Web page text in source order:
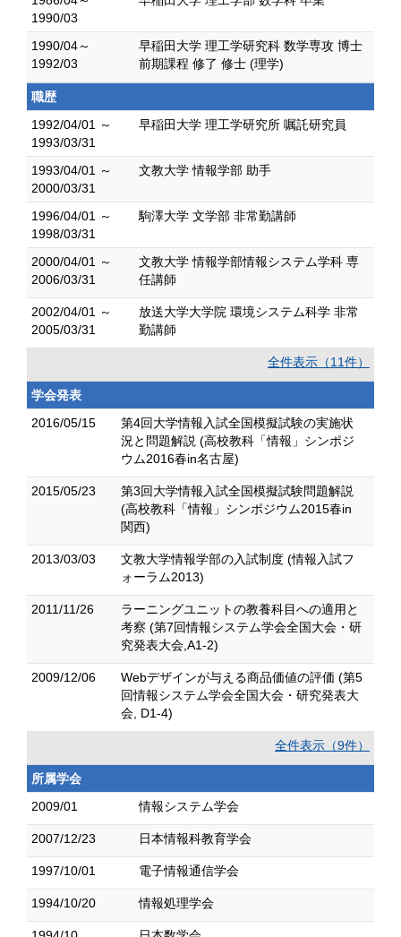
1990/03
1990/04～
1992/03
早稲田大学 理工学研究科 数学専攻 博士
前期課程 修了 修士 (理学)
職歴
1992/04/01 ～
1993/03/31
早稲田大学 理工学研究所 嘱託研究員
1993/04/01 ～
2000/03/31
文教大学 情報学部 助手
1996/04/01 ～
1998/03/31
駒澤大学 文学部 非常勤講師
2000/04/01 ～
2006/03/31
文教大学 情報学部情報システム学科 専
任講師
2002/04/01 ～
2005/03/31
放送大学大学院 環境システム科学 非常
勤講師
全件表示（11件）
学会発表
2016/05/15
第4回大学情報入試全国模擬試験の実施状
況と問題解説 (高校教科「情報」シンポジ
ウム2016春in名古屋)
2015/05/23
第3回大学情報入試全国模擬試験問題解説
(高校教科「情報」シンポジウム2015春in
関西)
2013/03/03
文教大学情報学部の入試制度 (情報入試フ
ォーラム2013)
2011/11/26
ラーニングユニットの教養科目への適用と
考察 (第7回情報システム学会全国大会・研
究発表大会,A1-2)
2009/12/06
Webデザインが与える商品価値の評価 (第5
回情報システム学会全国大会・研究発表大
会, D1-4)
全件表示（9件）
所属学会
2009/01
情報システム学会
2007/12/23 日本情報科教育学会
1997/10/01 電子情報通信学会
1994/10/20 情報処理学会